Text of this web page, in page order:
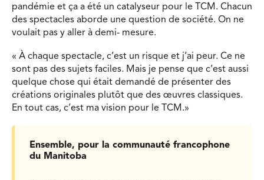
pandémie et ça a été un catalyseur pour le TCM. Chacun
des spectacles aborde une question de société. On ne
voulait pas y aller à demi- mesure.
« À chaque spectacle, c’est un risque et j’ai peur. Ce ne
sont pas des sujets faciles. Mais je pense que c’est aussi
quelque chose qui était demandé de présenter des
créations originales plutôt que des œuvres classiques.
En tout cas, c’est ma vision pour le TCM.»
Ensemble, pour la communauté francophone
du Manitoba